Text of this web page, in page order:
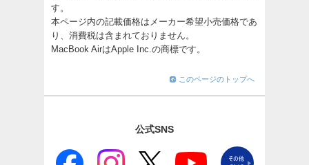
す。
本ページ内の記載価格はメーカー希望小売価格であ
り、消費税は含まれておりません。
MacBook AirはApple Inc.の商標です。
このページのトップへ
公式SNS